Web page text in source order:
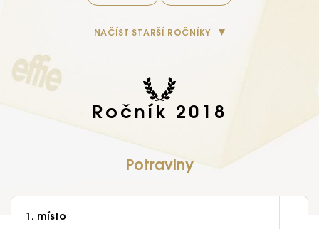
NAČÍST STARŠÍ ROČNÍKY
Ročník 2018
Potraviny
1. místo